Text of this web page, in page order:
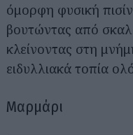
όμορφη φυσική
βουτώντας από
κλείνοντας στη
ειδυλλιακά τοπία
Μαρμάρι